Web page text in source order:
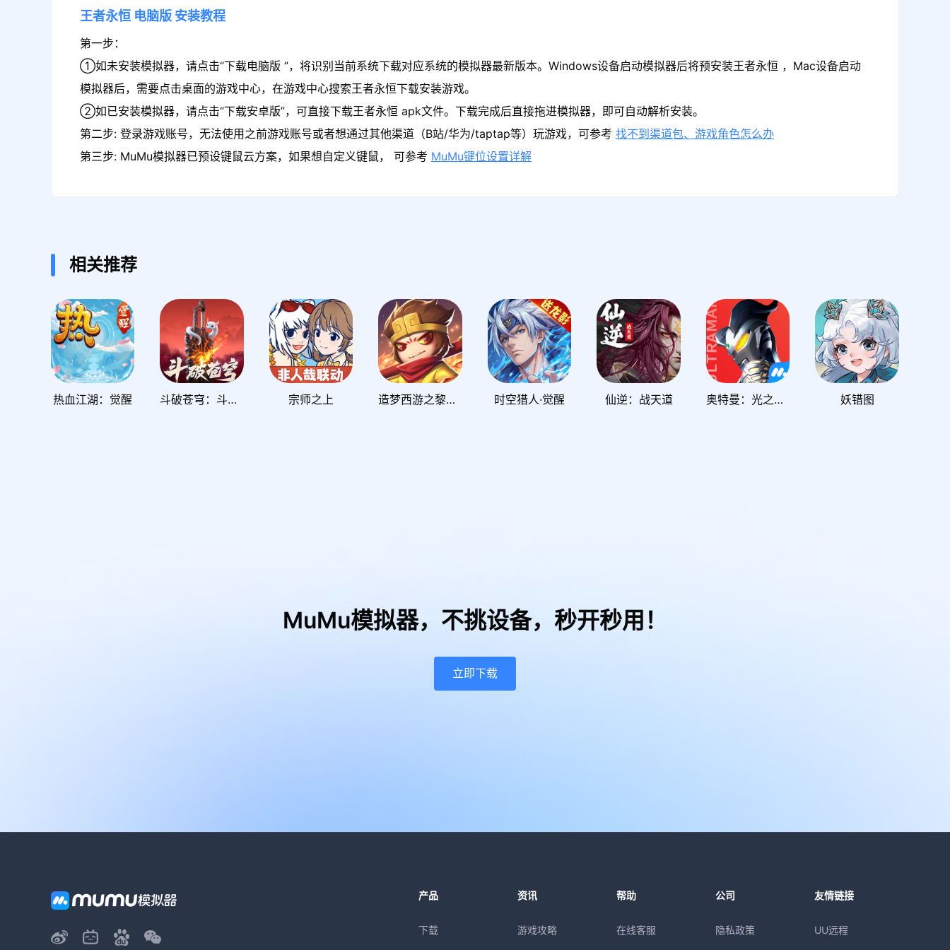
王者永恒 电脑版 安装教程
第一步：
①如未安装模拟器，请点击“下载电脑版 ”，将识别当前系统下载对应系统的模拟器最新版本。Windows设备启动模拟器后将预安装王者永恒 ，Mac设备启动
模拟器后，需要点击桌面的游戏中心，在游戏中心搜索王者永恒下载安装游戏。
②如已安装模拟器，请点击“下载安卓版”，可直接下载王者永恒 apk文件。下载完成后直接拖进模拟器，即可自动解析安装。
第二步: 登录游戏账号，无法使用之前游戏账号或者想通过其他渠道（B站/华为/taptap等）玩游戏，可参考 找不到渠道包、游戏角色怎么办
第三步: MuMu模拟器已预设键鼠云方案，如果想自定义键鼠， 可参考 MuMu键位设置详解
相关推荐
热血江湖：觉醒 斗破苍穹：斗帝之路 宗师之上 造梦西游之黎尤浩劫篇 时空猎人·觉醒 仙逆：战天道 奥特曼：光之战士 妖错图
MuMu模拟器， 不挑设备，秒开秒用！
立即下载
产品
下载
资讯
游戏攻略
帮助
在线客服
公司
隐私政策
友情链接
UU远程